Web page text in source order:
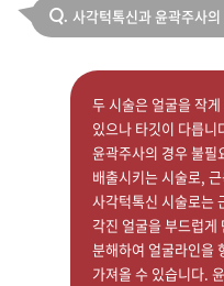
Q. 사각턱톡신과 윤곽주사
두 시술은 얼굴을 작
있으나 타깃이 다릅니
윤곽주사의 경우 불필
배출시키는 시술로,
사각턱톡신 시술로는
각진 얼굴을 부드럽
분해하여 얼굴라인을
가져올 수 있습니다.